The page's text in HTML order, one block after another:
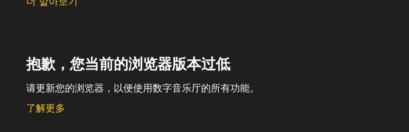
抱歉，您当前的浏览器版本过低
请更新您的浏览器，以便使用数字音乐厅的所有功能。
了解更多